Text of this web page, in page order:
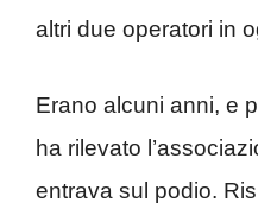
altri due operatori in
Erano alcuni anni, e
ha rilevato
entrava sul podio.